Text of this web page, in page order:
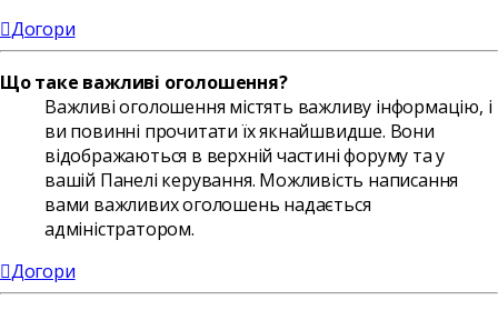
Догори
Що таке важливі оголошення?
Важливі оголошення містять важливу інформацію, і
ви повинні прочитати їх якнайшвидше. Вони
відображаються в верхній частині форуму та у
вашій Панелі керування. Можливість написання
вами важливих оголошень надається
адміністратором.
Догори